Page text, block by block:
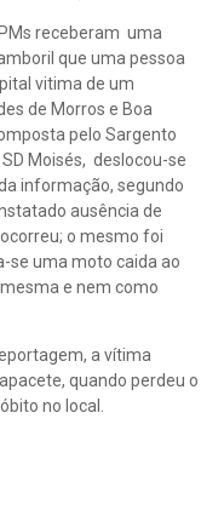
receberam uma
que uma pessoa
vitima de um
de Morros e Boa
pelo Sargento
Moisés, deslocou-se
informação, segundo
ausência de
o mesmo foi
se uma moto caida ao
e nem como
a vítima
quando perdeu o
no local.